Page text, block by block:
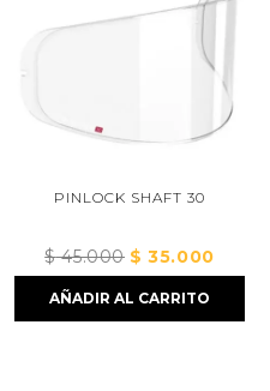
PINLOCK SHAFT 30
$45.000 El
precio
original
$ 35.000El
precio
AÑADIR AL CARRITO